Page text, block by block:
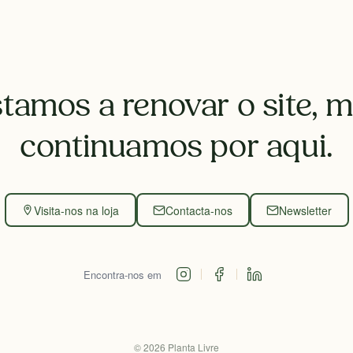
a renovar o site,
continuamos por aqui.
Visita-nos na loja Contacta-nos Newsletter
Encontra-nos em
©2026 Planta Livre